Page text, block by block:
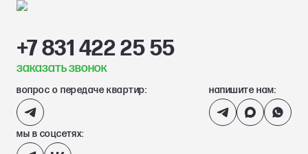
+7 831 422 25 55
заказать звонок
вопрос о передаче квартир: напишите нам:
мы в соцсетях: